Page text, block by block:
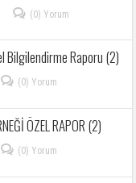
(0) Yorum
Bilgilendirme Raporu (2)
(0) Yorum
ÖZEL RAPOR (2)
(0) Yorum